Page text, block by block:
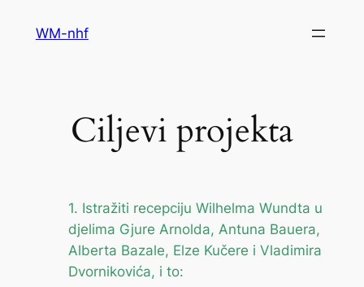
WM-nhf
Ciljevi projekta
1. Istražiti recepciju Wilhelma Wundta u
djelima Gjure Arnolda, Antuna Bauera,
Alberta Bazale, Elze Kučere i Vladimira
Dvornikovića, i to: